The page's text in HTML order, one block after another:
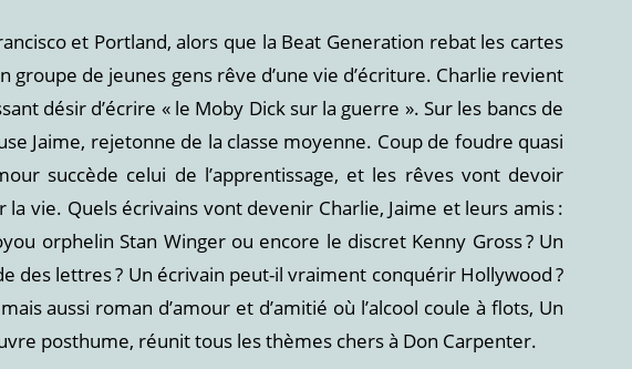
et Portland, alors que la Beat Generation rebat les cartes
groupe de jeunes gens rêve d’une vie d’écriture. Charlie revient
désir d’écrire « le Moby Dick sur la guerre ». Sur les bancs de
Jaime, rejetonne de la classe moyenne. Coup de foudre quasi
succède celui de l’apprentissage, et les rêves vont devoir
la vie. Quels écrivains vont devenir Charlie, Jaime et leurs amis :
orphelin Stan Winger ou encore le discret Kenny Gross ? Un
des lettres ? Un écrivain peut-il vraiment conquérir Hollywood ?
aussi roman d’amour et d’amitié où l’alcool coule à flots, Un
posthume, réunit tous les thèmes chers à Don Carpenter.